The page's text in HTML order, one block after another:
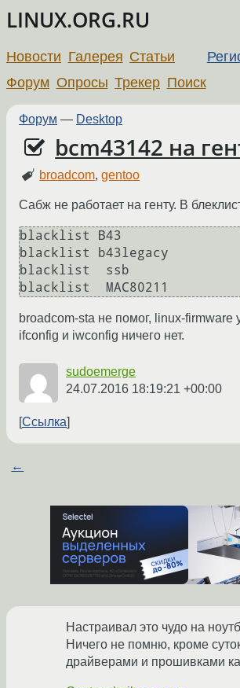
LINUX.ORG.RU
Новости Галерея Статьи
Форум Опросы Трекер Поиск
Форум — Desktop
bcm43142 на
broadcom,gentoo
Сабж не работает на генту. В
blacklist B43
blacklist b43legacy
blacklist  ssb
broadcom-sta не помог, linux-firmware
ifconfig и iwconfig ничего нет.
sudoemerge
24.07.2016 18:19:21 +00:00
Ссылка
←
Настраивал это чудо на
Ничего не помню, кроме
драйверами и прошивками